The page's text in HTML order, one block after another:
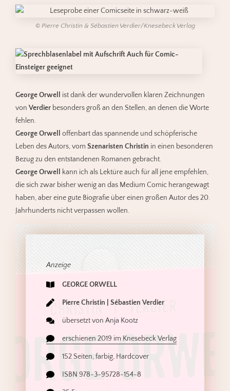
© Pierre Christin & Sébastien Verdier/Knesebeck Verlag
George Orwell
ist dank der wundervollen klaren Zeichnungen
von Verdier besonders groß an den Stellen, an denen die Worte
fehlen.
George Orwell offenbart das spannende und schöpferische
Leben des Autors, vom Szenaristen Christin in einen besonderen
Bezug zu den entstandenen Romanen gebracht.
George Orwell
kann ich als Lektüre auch für all jene empfehlen,
die sich zwar bisher wenig an das Medium Comic herangewagt
haben, aber eine gute Biografie über einen großen Autor des 20.
Jahrhunderts nicht verpassen wollen.
Anzeige
GEORGE ORWELL
Pierre Christin | Sébastien Verdier
übersetzt von Anja Kootz
erschienen 2019 im Knesebeck Verlag
152 Seiten, farbig, Hardcover
ISBN 978-3-95728-154-8